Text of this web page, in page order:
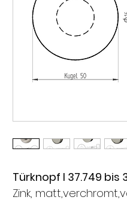
Türknopf I 37.749 bis
Zink,